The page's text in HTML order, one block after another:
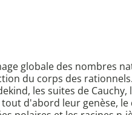
globale des nombres
du corps des
les suites de Cauchy,
d'abord leur genèse, le